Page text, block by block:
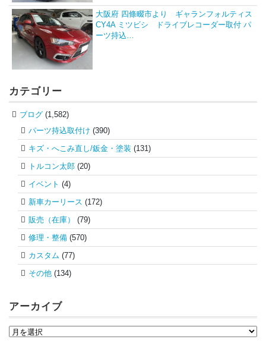
大阪府 四條畷市より ギャランフォルティス
CY4A ミツビシ ドライブレコーダー取付 パ
ーツ持込…
カテゴリー
ブログ (1,582)
パーツ持込取付け (390)
キズ・へこみ直し/鈑金・塗装 (131)
トルコン太郎 (20)
イベント (4)
新車カーリース (172)
販売（在庫）
(79)
修理・整備 (570)
カスタム (77)
その他 (134)
アーカイブ